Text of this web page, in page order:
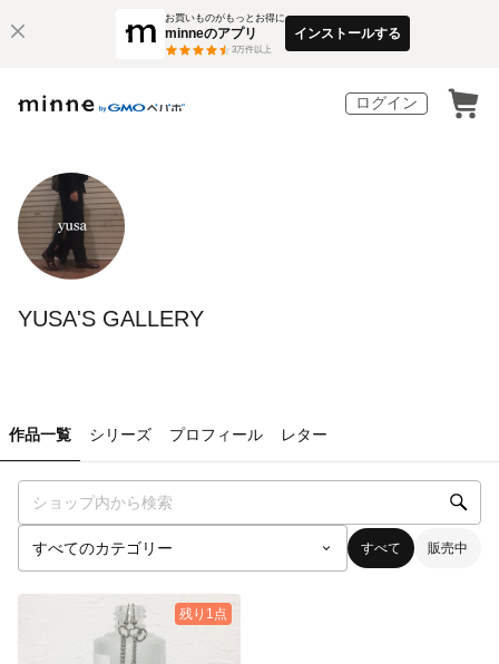
お買いものがもっとお得に
minneのアプリ
3万件以上
インストールする
ログイン
YUSA'S GALLERY
作品一覧 シリーズ プロフィール レター
すべて 販売中
残り1点